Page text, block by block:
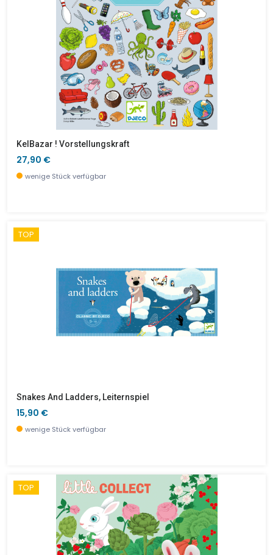
KelBazar ! Vorstellungskraft
27,90 €
wenige Stück verfügbar
TOP
Snakes And Ladders, Leiternspiel
15,90 €
wenige Stück verfügbar
TOP